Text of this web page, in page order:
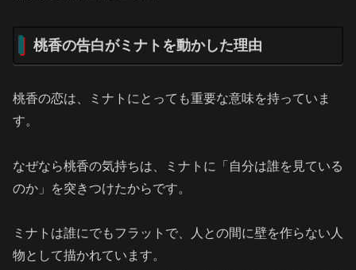
桃香の告白がミナトを動かした理由
桃香の恋は、ミナトにとっても重要な意味を持っていま
す。
なぜなら桃香の気持ちは、ミナトに「自分は誰を見ている
のか」を突きつけたからです。
ミナトは誰にでもフラットで、人との間に壁を作らない人
物として描かれています。